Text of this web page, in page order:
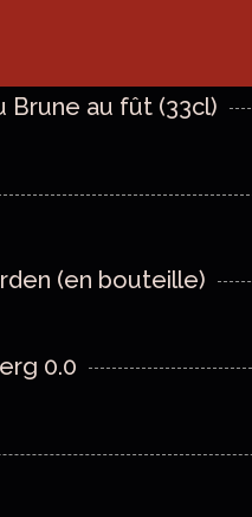
au fût (33cl)
(en bouteille)
0.0